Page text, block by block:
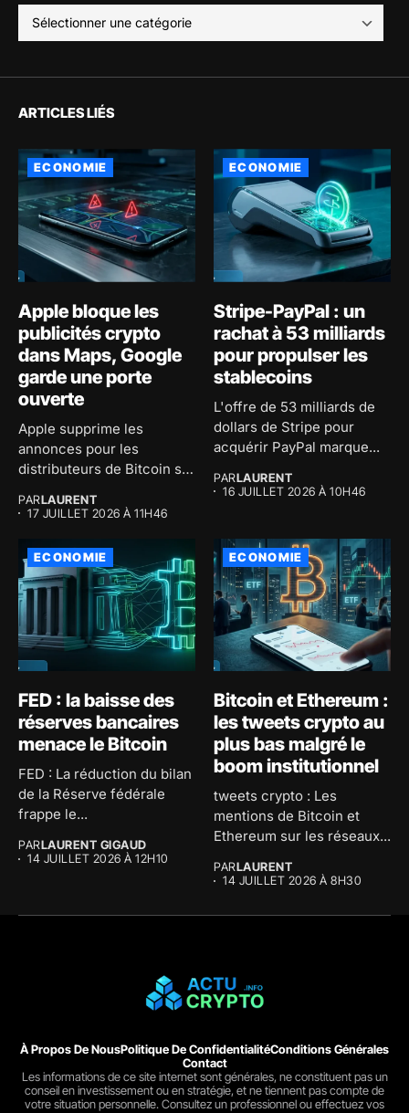
ARTICLES LIÉS
ECONOMIE
Apple bloque les
publicités crypto
dans Maps, Google
garde une porte
ouverte
Apple supprime les
annonces pour les
distributeurs de Bitcoin sur
PARLAURENT
17 JUILLET 2026 À 11H46
ECONOMIE
Stripe-PayPal : un
rachat à 53 milliards
pour propulser les
stablecoins
L'offre de 53 milliards de
dollars de Stripe pour
acquérir PayPal marque...
PARLAURENT
16 JUILLET 2026 À 10H46
ECONOMIE
FED : la baisse des
réserves bancaires
menace le Bitcoin
FED : La réduction du bilan
de la Réserve fédérale
frappe le...
PARLAURENT GIGAUD
14 JUILLET 2026 À 12H10
ECONOMIE
Bitcoin et Ethereum :
les tweets crypto au
plus bas malgré le
boom institutionnel
tweets crypto : Les
mentions de Bitcoin et
Ethereum sur les réseaux...
PARLAURENT
14 JUILLET 2026 À 8H30
À Propos De NousPolitique De ConfidentialitéConditions Générales
Contact
Les informations de ce site internet sont générales, ne constituent pas un
conseil en investissement ou en stratégie, et ne tiennent pas compte de
votre situation personnelle. Consultez un professionnel ou effectuez vos